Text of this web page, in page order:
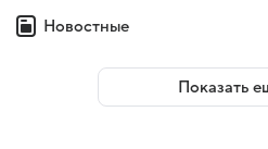
Новостные
Показать